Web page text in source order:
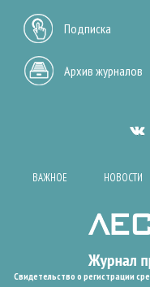
Подписка
Архив журналов
ВАЖНОЕ НОВОСТИ
Свидетельство о регистрации